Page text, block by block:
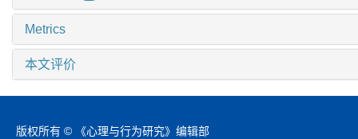
Metrics
本文评价
版权所有 © 《心理与行为研究》编辑部